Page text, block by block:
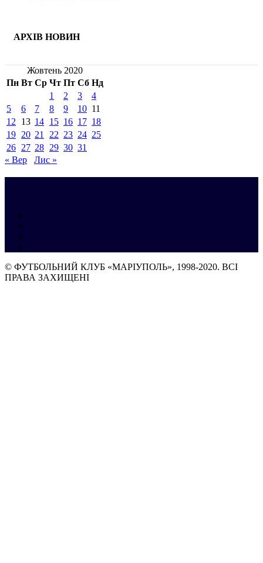
АРХІВ НОВИН
Жовтень 2020
Пн Вт Ср Чт Пт Сб Нд
1
2 3
4
5
6 7 8 9 10 11
12
13 14 15 16 17 18
19 20 21 22 23 24 25
26 27 28 29 30 31
« Вер
Лис »
© ФУТБОЛЬНИЙ КЛУБ «МАРІУПОЛЬ», 1998-2020. ВСІ
ПРАВА ЗАХИЩЕНІ